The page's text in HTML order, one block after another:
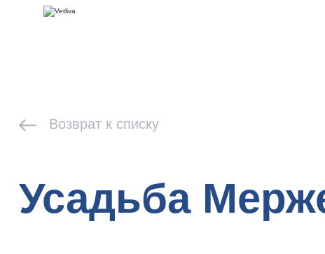
Возврат к списку
Усадьба